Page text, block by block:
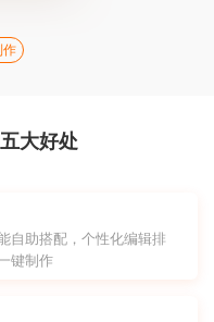
作
大好处
自助搭配，个性化编辑排
键制作